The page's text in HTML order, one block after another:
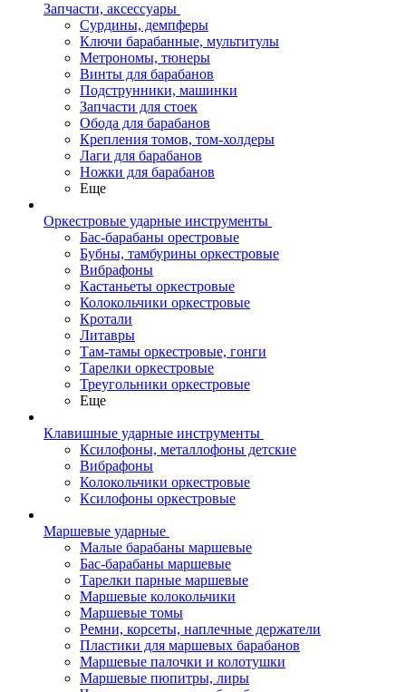
Запчасти, аксессуары
Сурдины, демпферы
Ключи барабанные, мультитулы
Метрономы, тюнеры
Винты для барабанов
Подструнники, машинки
Запчасти для стоек
Обода для барабанов
Крепления томов, том-холдеры
Лаги для барабанов
Ножки для барабанов
Еще
Оркестровые ударные инструменты
Бас-барабаны орестровые
Бубны, тамбурины оркестровые
Вибрафоны
Кастаньеты оркестровые
Колокольчики оркестровые
Кротали
Литавры
Там-тамы оркестровые, гонги
Тарелки оркестровые
Треугольники оркестровые
Еще
Клавишные ударные инструменты
Ксилофоны, металлофоны детские
Вибрафоны
Колокольчики оркестровые
Ксилофоны оркестровые
Маршевые ударные
Малые барабаны маршевые
Бас-барабаны маршевые
Тарелки парные маршевые
Маршевые колокольчики
Маршевые томы
Ремни, корсеты, наплечные держатели
Пластики для маршевых барабанов
Маршевые палочки и колотушки
Маршевые пюпитры, лиры